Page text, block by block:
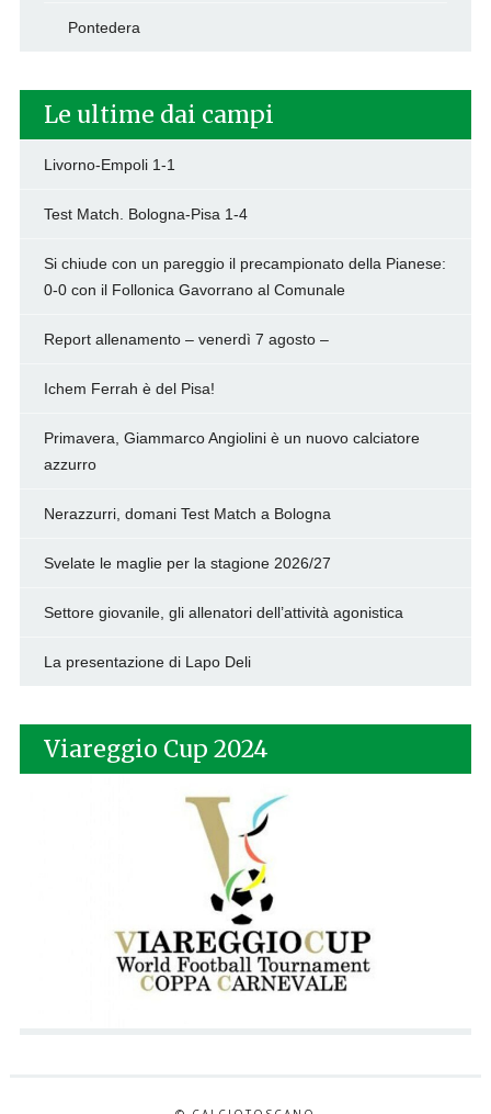
Pontedera
Le ultime dai campi
Livorno-Empoli 1-1
Test Match. Bologna-Pisa 1-4
Si chiude con un pareggio il precampionato della Pianese:
0-0 con il Follonica Gavorrano al Comunale
Report allenamento – venerdì 7 agosto –
Ichem Ferrah è del Pisa!
Primavera, Giammarco Angiolini è un nuovo calciatore
azzurro
Nerazzurri, domani Test Match a Bologna
Svelate le maglie per la stagione 2026/27
Settore giovanile, gli allenatori dell’attività agonistica
La presentazione di Lapo Deli
Viareggio Cup 2024